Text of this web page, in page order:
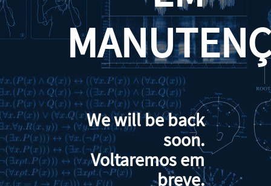
We will be back
soon.
Voltaremos em
breve.